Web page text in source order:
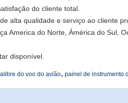
do cliente total.
alta qualidade e serviço ao cliente
America do Norte, Ámérica do Sul,
disponível.
do voo do avião, painel de instrumento